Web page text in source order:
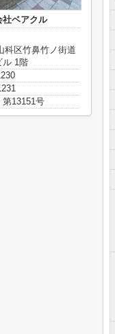
社ベアクル
科区竹鼻竹ノ街道
ル 1階
13151号